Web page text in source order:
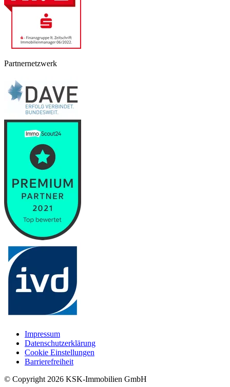
Partnernetzwerk
Impressum
Datenschutzerklärung
Cookie Einstellungen
Barrierefreiheit
© Copyright 2026 KSK-Immobilien GmbH